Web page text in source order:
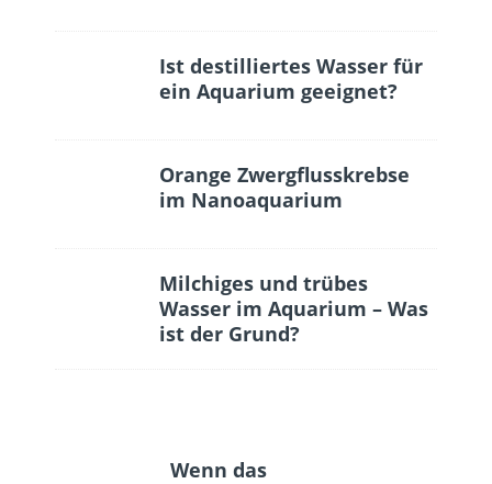
Ist destilliertes Wasser für
ein Aquarium geeignet?
Orange Zwergflusskrebse
im Nanoaquarium
Milchiges und trübes
Wasser im Aquarium – Was
ist der Grund?
Wenn das